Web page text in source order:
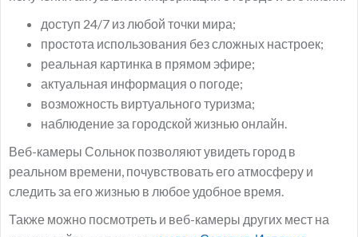
доступ 24/7 из любой точки мира;
простота использования без сложных настроек;
реальная картинка в прямом эфире;
актуальная информация о погоде;
возможность виртуального туризма;
наблюдение за городской жизнью онлайн.
Веб-камеры Сольнок позволяют увидеть город в
реальном времени, почувствовать его атмосферу и
следить за его жизнью в любое удобное время.
Также можно посмотреть и веб-камеры других мест на